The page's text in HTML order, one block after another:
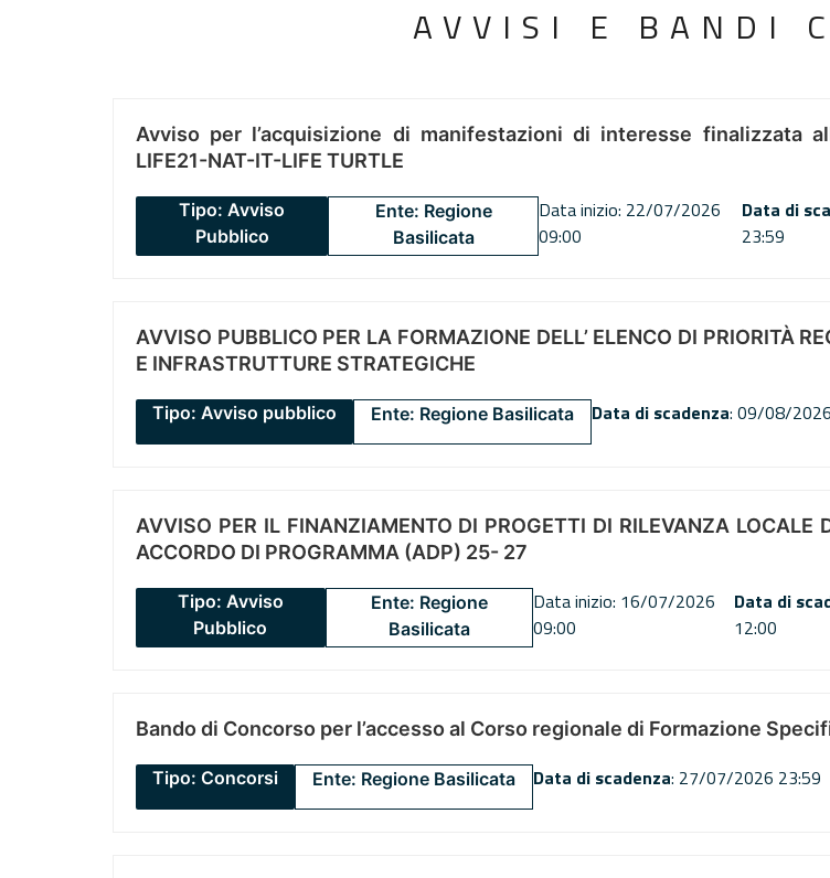
AVVISI E BANDI
Avviso per l’acquisizione di manifestazioni di interesse finalizzata
LIFE21-NAT-IT-LIFE TURTLE
Tipo: Avviso
Pubblico
Ente: Regione
Basilicata
Data inizio: 22/07/2026
09:00
Data di
23:59
AVVISO PUBBLICO PER LA FORMAZIONE DELL’ ELENCO DI PRIORITÀ
E INFRASTRUTTURE STRATEGICHE
Tipo: Avviso pubblico Ente: Regione Basilicata Data di scadenza: 09/08/
AVVISO PER IL FINANZIAMENTO DI PROGETTI DI RILEVANZA
ACCORDO DI PROGRAMMA (ADP) 25- 27
Tipo: Avviso
Pubblico
Ente: Regione
Basilicata
Data inizio: 16/07/2026
09:00
Data di
12:00
Bando di Concorso per l’accesso al Corso regionale di Formazione
Tipo: Concorsi Ente: Regione Basilicata Data di scadenza: 27/07/2026 23:59